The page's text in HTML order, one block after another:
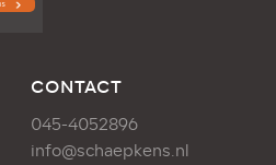
CONTACT
045-4052896
info@schaepkens.nl